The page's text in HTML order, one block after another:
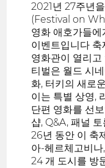
2021년 27주년
(Festival on
영화 애호가들
이벤트입니다
영화관이 열리
티벌은 월드 시
화, 터키의 새로
이는 특별 상영,
단편 영화를 선
샵, Q&A, 패널
26년 동안 이 축
아-헤르체고비나
24 개 도시를 방